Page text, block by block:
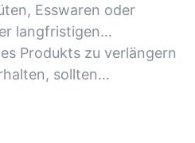
Feuchtigkeit
Transport und
Esswaren oder
langfristigen
Umwelteinflüsse
Produkts zu verlängern
sollten